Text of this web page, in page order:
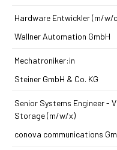
Hardware Entwickler (m/w/
Wallner Automation GmbH
Mechatroniker:in
Steiner GmbH & Co. KG
Senior Systems Engineer -
Storage (m/w/x)
conova communications